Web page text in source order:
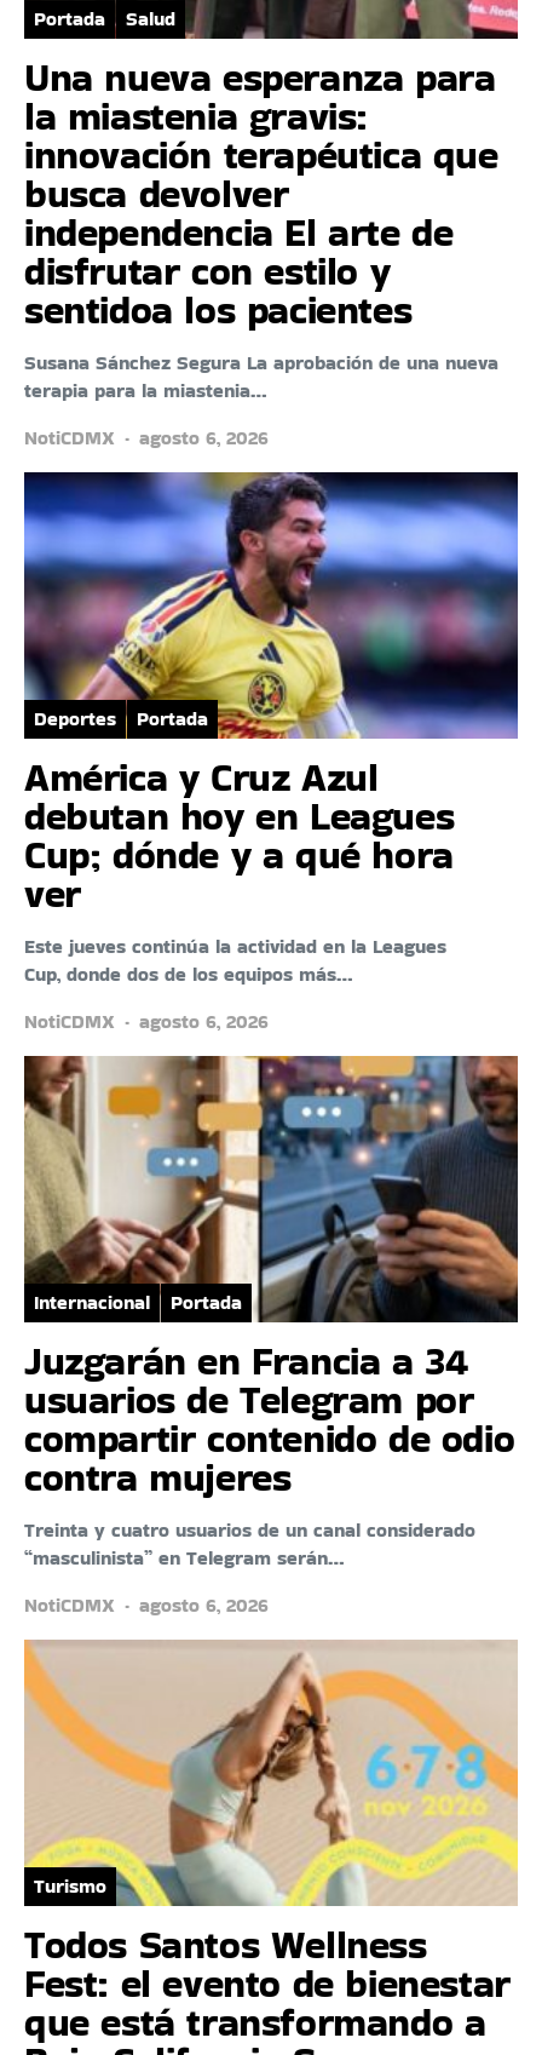
Portada Salud
Una nueva esperanza para
la miastenia gravis:
innovación terapéutica que
busca devolver
independencia El arte de
disfrutar con estilo y
sentidoa los pacientes
Susana Sánchez Segura La aprobación de una nueva
terapia para la miastenia…
NotiCDMX
agosto 6, 2026
Deportes Portada
América y Cruz Azul
debutan hoy en Leagues
Cup; dónde y a qué hora
ver
Este jueves continúa la actividad en la Leagues
Cup, donde dos de los equipos más…
NotiCDMX
agosto 6, 2026
Internacional Portada
Juzgarán en Francia a 34
usuarios de Telegram por
compartir contenido de odio
contra mujeres
Treinta y cuatro usuarios de un canal considerado
“masculinista” en Telegram serán…
NotiCDMX
agosto 6, 2026
Turismo
Todos Santos Wellness
Fest: el evento de bienestar
que está transformando a